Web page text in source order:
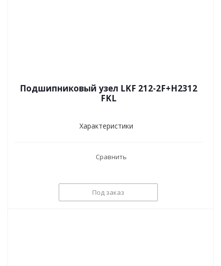
Подшипниковый узел LKF 212-2F+H2312
FKL
Характеристики
Сравнить
Под заказ